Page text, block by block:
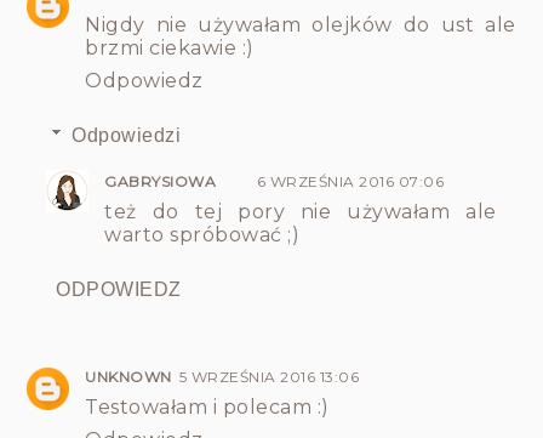
Nigdy nie używałam olejków do ust ale
brzmi ciekawie :)
Odpowiedz
Odpowiedzi
GABRYSIOWA 6 WRZEŚNIA 2016 07:06
też do tej pory nie używałam ale
warto spróbować ;)
ODPOWIEDZ
UNKNOWN 5 WRZEŚNIA 2016 13:06
Testowałam i polecam :)